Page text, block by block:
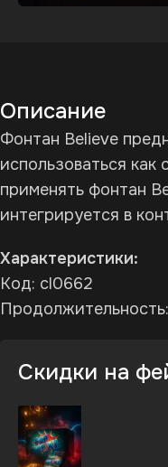
Описание
Фонтан Believe
использоваться
применять фонтан
интегрируется в
Характеристики:
Код: cl0662
Скидки на